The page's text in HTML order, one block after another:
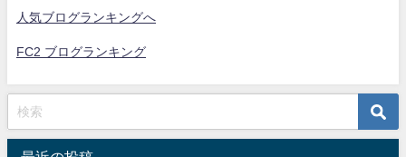
人気ブログランキングへ
FC2 ブログランキング